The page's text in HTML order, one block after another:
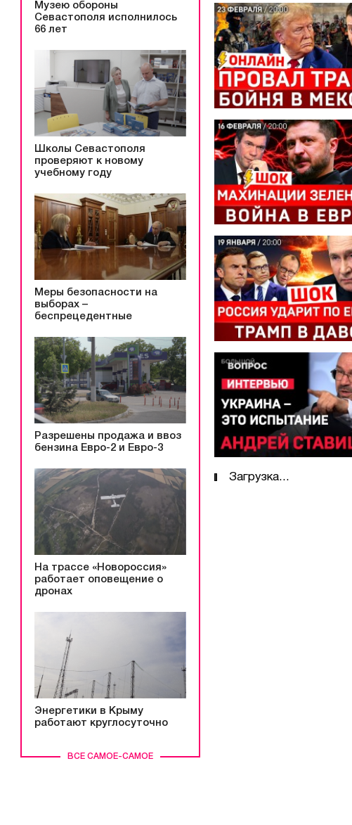
ВСЕ САМОЕ-САМОЕ
Музею обороны
Севастополя исполнилось
66 лет
Школы Севастополя
проверяют к новому
учебному году
Меры безопасности на
выборах –
беспрецедентные
Разрешены продажа и ввоз
бензина Евро-2 и Евро-3
На трассе «Новороссия»
работает оповещение о
дронах
Энергетики в Крыму
работают круглосуточно
Загрузка...